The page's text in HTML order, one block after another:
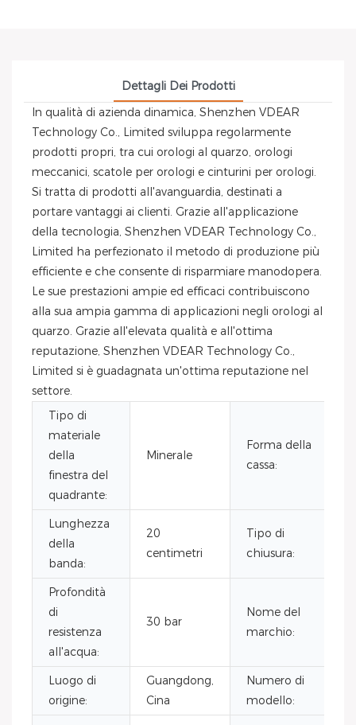
Dettagli Dei Prodotti
In qualità di azienda dinamica, Shenzhen VDEAR
Technology Co., Limited sviluppa regolarmente
prodotti propri, tra cui orologi al quarzo, orologi
meccanici, scatole per orologi e cinturini per orologi.
Si tratta di prodotti all'avanguardia, destinati a
portare vantaggi ai clienti. Grazie all'applicazione
della tecnologia, Shenzhen VDEAR Technology Co.,
Limited ha perfezionato il metodo di produzione più
efficiente e che consente di risparmiare manodopera.
Le sue prestazioni ampie ed efficaci contribuiscono
alla sua ampia gamma di applicazioni negli orologi al
quarzo. Grazie all'elevata qualità e all'ottima
reputazione, Shenzhen VDEAR Technology Co.,
Limited si è guadagnata un'ottima reputazione nel
settore.
Tipo di
materiale
della
finestra del
quadrante:
Minerale
Forma della
cassa:
Lunghezza
della
banda:
20
centimetri
Tipo di
chiusura:
Profondità
di
resistenza
all'acqua:
30 bar
Nome del
marchio:
Luogo di
origine:
Guangdong,
Cina
Numero di
modello: